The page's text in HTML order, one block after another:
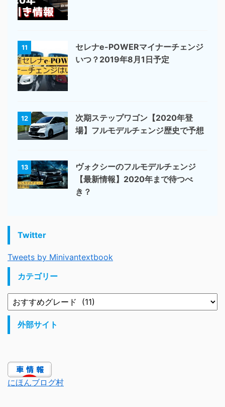
11
セレナe-POWERマイナーチェンジ
いつ？2019年8月1日予定
12
次期ステップワゴン【2020年登
場】フルモデルチェンジ歴史で予想
13
ヴォクシーのフルモデルチェンジ
【最新情報】2020年まで待つべ
き？
Twitter
Tweets by Minivantextbook
カテゴリー
外部サイト
にほんブログ村